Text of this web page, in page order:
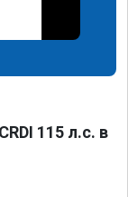
115 л.с. в